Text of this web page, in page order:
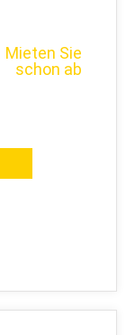
Mieten Sie
schon ab